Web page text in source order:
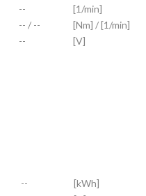
--
[1/min]
-- / --
[Nm] / [1/min]
-- [V]
--
[kWh]